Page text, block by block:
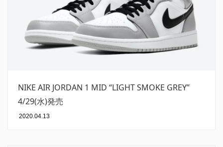
NIKE AIR JORDAN 1 MID “LIGHT SMOKE GREY”
4/29(水)発売
2020.04.13